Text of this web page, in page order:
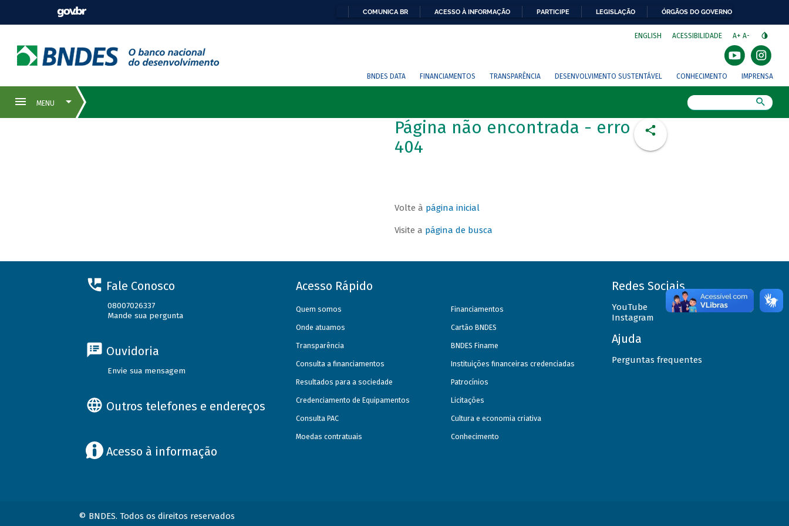
COMUNICA BR ACESSO À INFORMAÇÃO PARTICIPE LEGISLAÇÃO ÓRGÃOS DO GOVERNO
ENGLISH ACESSIBILIDADE A+ A-
BNDES DATA FINANCIAMENTOS TRANSPARÊNCIA DESENVOLVIMENTO SUSTENTÁVEL CONHECIMENTO IMPRENSA
Página não encontrada - erro
404
Volte à página inicial
Visite a página de busca
Fale Conosco
08007026337
Mande sua pergunta
Ouvidoria
Envie sua mensagem
Outros telefones e endereços
Acesso à informação
Acesso Rápido
Quem somos
Onde atuamos
Transparência
Consulta a financiamentos
Resultados para a sociedade
Credenciamento de Equipamentos
Consulta PAC
Moedas contratuais
Financiamentos
Cartão BNDES
BNDES Finame
Instituições financeiras credenciadas
Patrocínios
Licitações
Cultura e economia criativa
Conhecimento
Redes Sociais
YouTube
Instagram
Ajuda
Perguntas frequentes
© BNDES. Todos os direitos reservados